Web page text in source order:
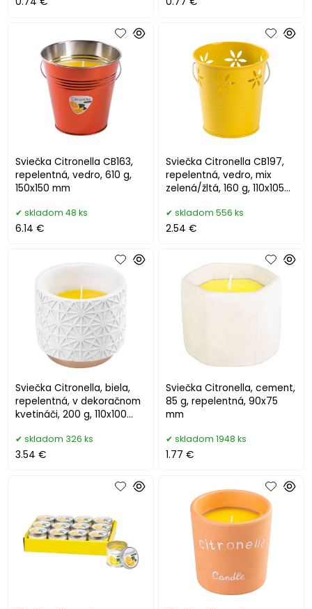
Sviečka Citronella CB163,
repelentná, vedro, 610 g,
150x150 mm
skladom 48 ks
6.14 €
Sviečka Citronella CB197,
repelentná, vedro, mix
zelená/žltá, 160 g, 110x105
skladom 556 ks
2.54 €
Sviečka Citronella, biela,
repelentná, v dekoračnom
kvetináči, 200 g, 110x100
skladom 326 ks
3.54 €
Sviečka Citronella, cement,
85 g, repelentná, 90x75
mm
skladom 1948 ks
1.77 €